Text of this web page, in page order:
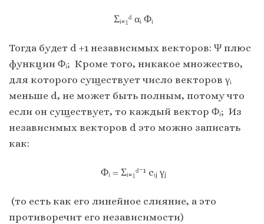
Σᵢ₌₁ᵈ αᵢ Φᵢ
Тогда будет d +1 независимых векторов: Ψ плюс
функции Φᵢ; Кроме того, никакое множество,
для которого существует число векторов γᵢ
меньше d, не может быть полным, потому что
если он существует, то каждый вектор Φᵢ; Из
независимых векторов d это можно записать
как:
Φᵢ = Σᵢ₌₁ᵈ⁻¹ cᵢⱼ γⱼ
(то есть как его линейное слияние, а это
противоречит его независимости)